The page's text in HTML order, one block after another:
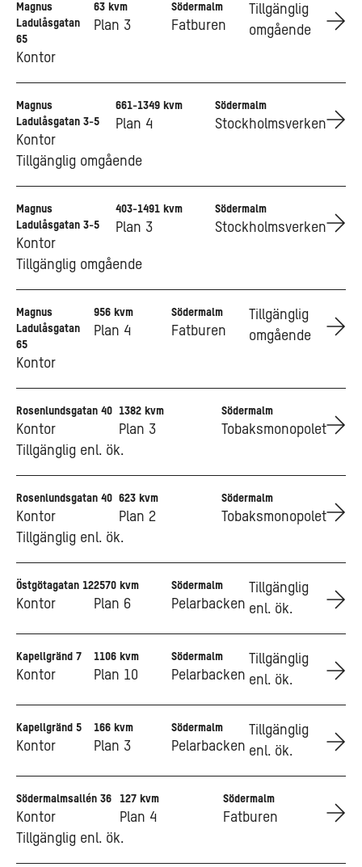
Go to Magnus Ladulåsgatan 65
Magnus
Ladulåsgatan
65
Kontor
63 kvm
Plan 3
Södermalm
Fatburen
Tillgänglig
omgående
Go to Magnus Ladulåsgatan 3-5
Magnus
Ladulåsgatan 3-5
Kontor
661-1349 kvm
Plan 4
Södermalm
Stockholmsverken
Tillgänglig omgående
Go to Magnus Ladulåsgatan 3-5
Magnus
Ladulåsgatan 3-5
Kontor
403-1491 kvm
Plan 3
Södermalm
Stockholmsverken
Tillgänglig omgående
Go to Magnus Ladulåsgatan 65
Magnus
Ladulåsgatan
65
Kontor
956 kvm
Plan 4
Södermalm
Fatburen
Tillgänglig
omgående
Go to Rosenlundsgatan 40
Rosenlundsgatan 40
Kontor
1382 kvm
Plan 3
Södermalm
Tobaksmonopolet
Tillgänglig enl. ök.
Go to Rosenlundsgatan 40
Rosenlundsgatan 40
Kontor
623 kvm
Plan 2
Södermalm
Tobaksmonopolet
Tillgänglig enl. ök.
Go to Östgötagatan 12
Östgötagatan 12
Kontor
2570 kvm
Plan 6
Södermalm
Pelarbacken
Tillgänglig
enl. ök.
Go to Kapellgränd 7
Kapellgränd 7
Kontor
1106 kvm
Plan 10
Södermalm
Pelarbacken
Tillgänglig
enl. ök.
Go to Kapellgränd 5
Kapellgränd 5
Kontor
166 kvm
Plan 3
Södermalm
Pelarbacken
Tillgänglig
enl. ök.
Go to Södermalmsallén 36
Södermalmsallén 36
Kontor
127 kvm
Plan 4
Södermalm
Fatburen
Tillgänglig enl. ök.